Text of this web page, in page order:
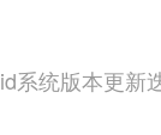
系统版本更新